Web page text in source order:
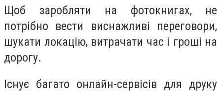
Щоб заробляти на фотокнигах, не
потрібно вести виснажливі переговори,
шукати локацію, витрачати час і гроші на
дорогу.
Існує багато онлайн-сервісів для друку